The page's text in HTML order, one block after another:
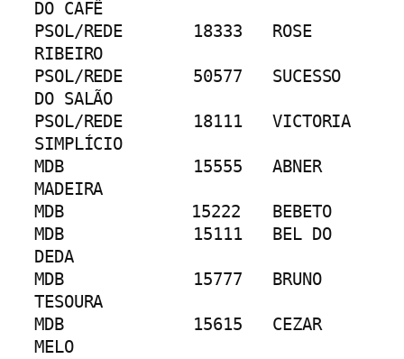
DO CAFÊ
PSOL/REDE	18333	ROSE
RIBEIRO
PSOL/REDE	50577	SUCESSO
DO SALÃO
PSOL/REDE	18111	VICTORIA
SIMPLÍCIO
MDB     	15555	ABNER
MADEIRA
MDB             15222	BEBETO
MDB     	15111	BEL DO
DEDA
MDB     	15777	BRUNO
TESOURA
MDB		15615	CEZAR
MELO